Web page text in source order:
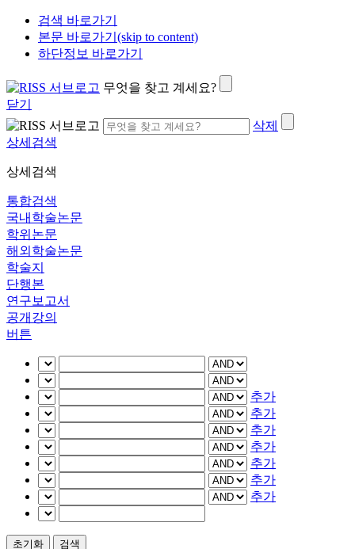
검색 바로가기
본문 바로가기(skip to content)
하단정보 바로가기
무엇을 찾고 계세요?
닫기
삭제
상세검색
상세검색
통합검색
국내학술논문
학위논문
해외학술논문
학술지
단행본
연구보고서
공개강의
버튼
추가
추가
추가
추가
추가
추가
추가